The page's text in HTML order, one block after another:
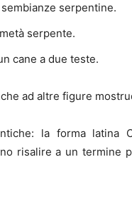
serpentine.
serpente.
cane a due teste.
ad altre figure
la forma latina
risalire a un termine